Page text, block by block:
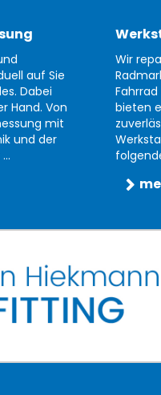
auf Sie
Dabei
Hand. Von
mit
und der
Wir
bieten